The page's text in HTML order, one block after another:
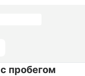
с пробегом